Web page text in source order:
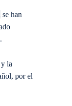
se han
la
por el